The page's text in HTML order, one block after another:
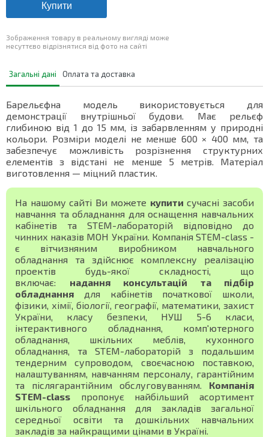
Купити
Зображення товару в реальному вигляді може
несуттєво відрізнятися від фото на сайті
Загальні дані Оплата та доставка
Барельєфна модель використовується для
демонстрації внутрішньої будови. Має рельєф
глибиною від 1 до 15 мм, із забарвленням у природні
кольори. Розміри моделі не менше 600 × 400 мм, та
забезпечує можливість розрізнення структурних
елементів з відстані не менше 5 метрів. Матеріал
виготовлення — міцний пластик.
На нашому сайті Ви можете купити сучасні засоби
навчання та обладнання для оснащення навчальних
кабінетів та STEM-лабораторій відповідно до
чинних наказів МОН України. Компанія STEM-class -
є вітчизняним виробником навчального
обладнання та здійснює комплексну реалізацію
проектів будь-якої складності, що
включає: надання консультацій та підбір
обладнання для кабінетів початкової школи,
фізики, хімії, біології, географії, математики, захист
України, класу безпеки, НУШ 5-6 класи,
інтерактивного обладнання, комп'ютерного
обладнання, шкільних меблів, кухонного
обладнання, та STEM-лабораторій з подальшим
тендерним супроводом, своєчасною поставкою,
налаштуванням, навчанням персоналу, гарантійним
та післягарантійним обслуговуванням. Компанія
STEM-class пропонує найбільший асортимент
шкільного обладнання для закладів загальної
середньої освіти та дошкільних навчальних
закладів за найкращими цінами в Україні.